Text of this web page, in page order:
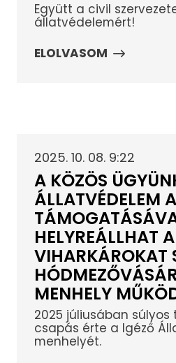
Együtt a civil
állatvédelemért!
ELOLVASOM
2025. 10. 08. 9:22
A KÖZÖS
ÁLLATVÉDELEM
HELYREÁLLHAT A
VIHARKÁROKAT
MENHELY
2025 júliusában súlyos
csapás érte a Igéző
menhelyét.